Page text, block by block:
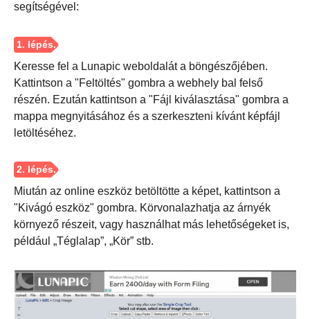
2. lépés.
segítségével:
Keresse fel a Lunapic weboldalát a böngészőjében.
Kattintson a "Feltöltés" gombra a webhely bal felső
részén. Ezután kattintson a "Fájl kiválasztása" gombra a
mappa megnyitásához és a szerkeszteni kívánt képfájl
letöltéséhez.
Miután az online eszköz betöltötte a képet, kattintson a
"Kivágó eszköz" gombra. Körvonalazhatja az árnyék
környező részeit, vagy használhat más lehetőségeket is,
például „Téglalap”, „Kör” stb.